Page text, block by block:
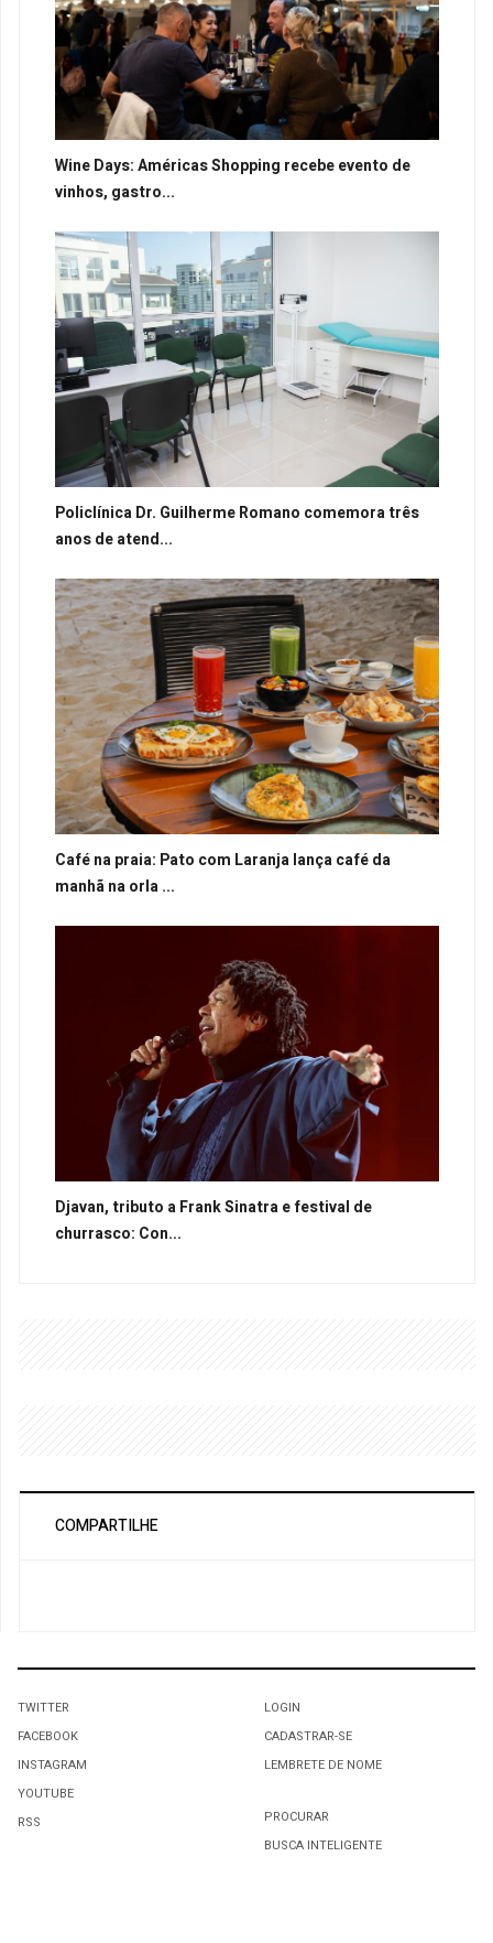
Wine Days: Américas Shopping recebe evento de
vinhos, gastro...
Policlínica Dr. Guilherme Romano comemora três
anos de atend...
Café na praia: Pato com Laranja lança café da
manhã na orla ...
Djavan, tributo a Frank Sinatra e festival de
churrasco: Con...
COMPARTILHE
TWITTER
FACEBOOK
INSTAGRAM
YOUTUBE
RSS
LOGIN
CADASTRAR-SE
LEMBRETE DE NOME
PROCURAR
BUSCA INTELIGENTE